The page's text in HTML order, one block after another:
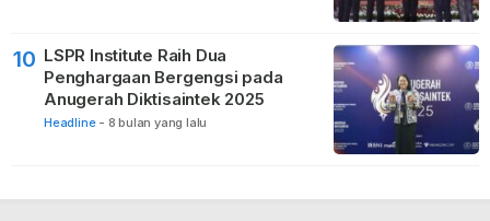
10 LSPR Institute Raih Dua
Penghargaan Bergengsi pada
Anugerah Diktisaintek 2025
Headline - 8 bulan yang lalu